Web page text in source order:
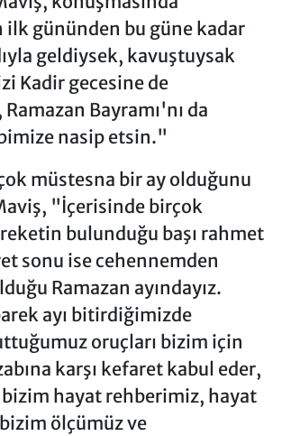
ilk gününden bu güne kadar
geldiysek, kavuştuysak
Kadir gecesine de
Bayramı'nı da
nasip etsin."
müstesna bir ay olduğunu
"İçerisinde birçok
bulunduğu başı rahmet
sonu ise cehennemden
Ramazan ayındayız.
ayı bitirdiğimizde
oruçları bizim için
karşı kefaret kabul eder,
bizim hayat rehberimiz, hayat
ölçümüz ve